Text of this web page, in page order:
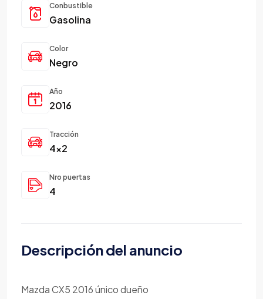
Conbustible
Gasolina
Color
Negro
Año
2016
Tracción
4x2
Nro puertas
4
Descripción del anuncio
Mazda CX5 2016 único dueño